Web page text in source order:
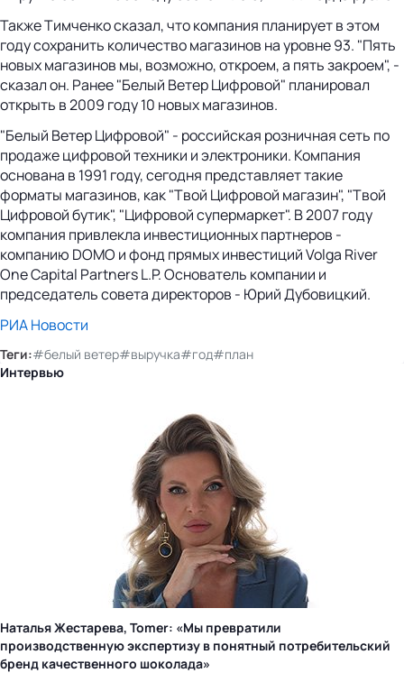
Также Тимченко сказал, что компания планирует в этом
году сохранить количество магазинов на уровне 93. "Пять
новых магазинов мы, возможно, откроем, а пять закроем", -
сказал он. Ранее "Белый Ветер Цифровой" планировал
открыть в 2009 году 10 новых магазинов.
"Белый Ветер Цифровой" - российская розничная сеть по
продаже цифровой техники и электроники. Компания
основана в 1991 году, сегодня представляет такие
форматы магазинов, как "Твой Цифровой магазин", "Твой
Цифровой бутик", "Цифровой супермаркет". В 2007 году
компания привлекла инвестиционных партнеров -
компанию DOMO и фонд прямых инвестиций Volga River
One Capital Partners L.P. Основатель компании и
председатель совета директоров - Юрий Дубовицкий.
РИА Новости
Теги:#белый ветер#выручка#год#план
Интервью
Наталья Жестарева, Tomer: «Мы превратили
производственную экспертизу в понятный потребительский
бренд качественного шоколада»